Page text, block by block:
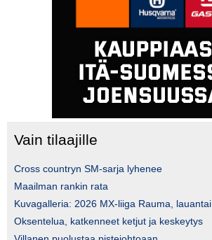
Vain tilaajille
Cross countryn SM-sarja lyhenee
Maailman rankin rata
Kuvagalleria: 2026 MX-liiga Rauma, lauantai
Oksentelua, katkenneet ketjut ja keskeytys